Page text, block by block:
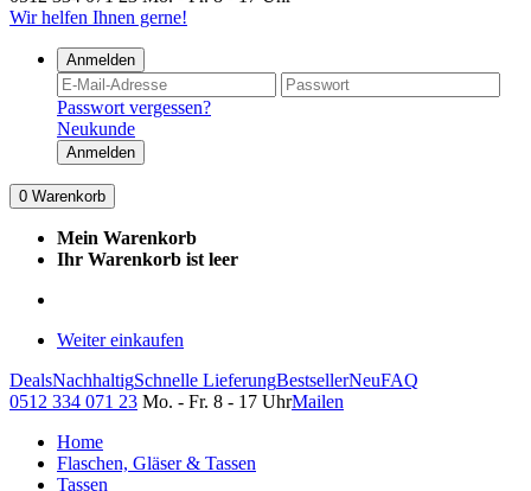
Wir helfen Ihnen gerne!
Anmelden
Passwort vergessen?
Neukunde
Anmelden
0 Warenkorb
Mein Warenkorb
Ihr Warenkorb ist leer
Weiter einkaufen
DealsNachhaltigSchnelle LieferungBestsellerNeuFAQ
0512 334 071 23 Mo. - Fr. 8 - 17 UhrMailen
Home
Flaschen, Gläser & Tassen
Tassen